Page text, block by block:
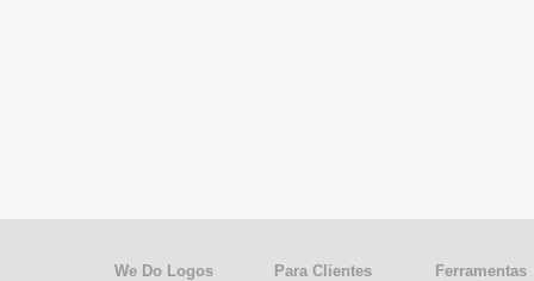
We Do Logos Para Clientes
Ferramentas